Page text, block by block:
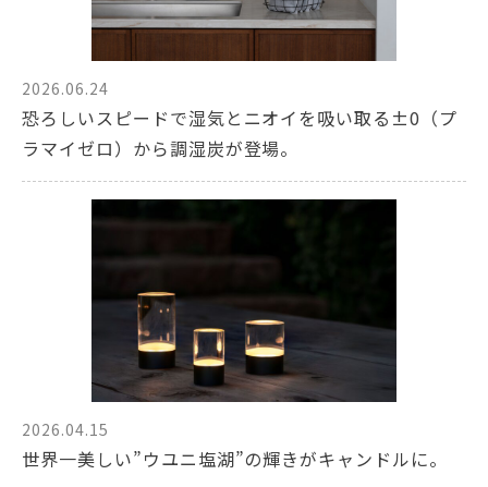
2026.06.24
恐ろしいスピードで湿気とニオイを吸い取る±0（プ
ラマイゼロ）から調湿炭が登場。
2026.04.15
世界一美しい”ウユニ塩湖”の輝きがキャンドルに。